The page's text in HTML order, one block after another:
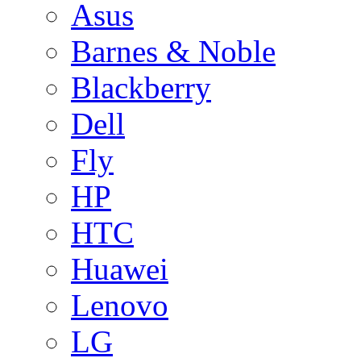
Asus
Barnes & Noble
Blackberry
Dell
Fly
HP
HTC
Huawei
Lenovo
LG